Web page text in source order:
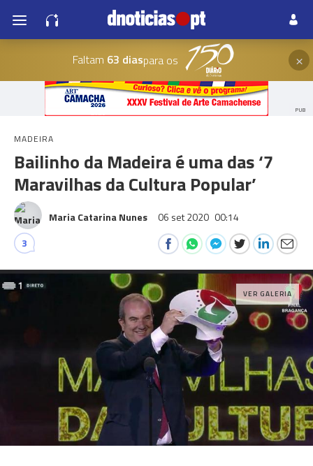
Faltam 63 diaspara os ×
PUB
MADEIRA
Bailinho da Madeira é uma das ‘7
Maravilhas da Cultura Popular’
Maria Catarina Nunes 06 set 2020 00:14
3
VER GALERIA